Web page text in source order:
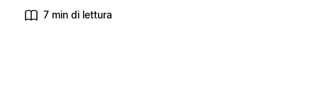
7 min di lettura